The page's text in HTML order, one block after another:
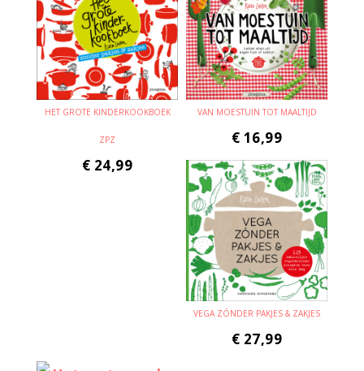
HET GROTE KINDERKOOKBOEK
ZPZ
€ 24,99
VAN MOESTUIN TOT MAALTIJD
€ 16,99
VEGA ZÓNDER PAKJES & ZAKJES
€ 27,99